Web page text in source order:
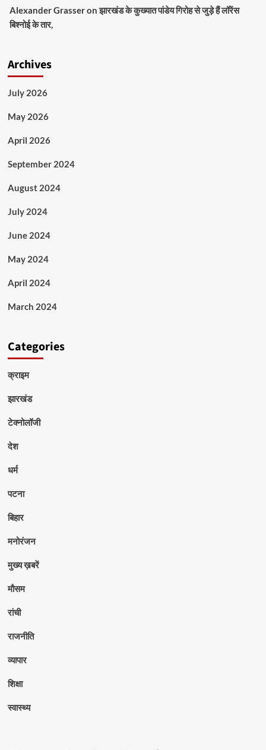
Alexander Grasseronझारखंड के कुख्यात पांडेय गिरोह से जुड़े हैं लॉरेंस
बिश्नोई के तार,
Archives
July 2026
May 2026
April 2026
September 2024
August 2024
July 2024
June 2024
May 2024
April 2024
March 2024
Categories
क्राइम
झारखंड
टेक्नोलॉजी
देश
धर्म
पटना
बिहार
मनोरंजन
मुख्य ख़बरें
मौसम
रांची
राजनीति
व्यापार
शिक्षा
स्वास्थ्य